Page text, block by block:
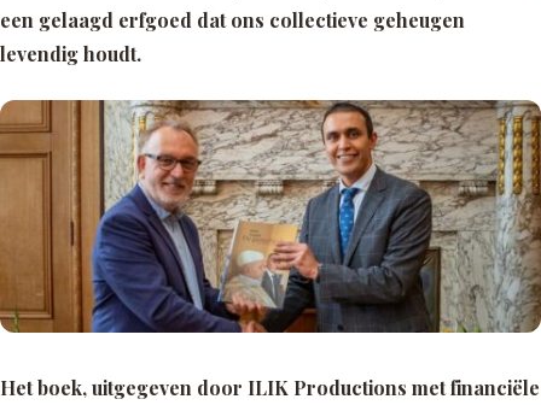
een gelaagd erfgoed dat ons collectieve geheugen
levendig houdt.
Het boek, uitgegeven door ILIK Productions met financiële